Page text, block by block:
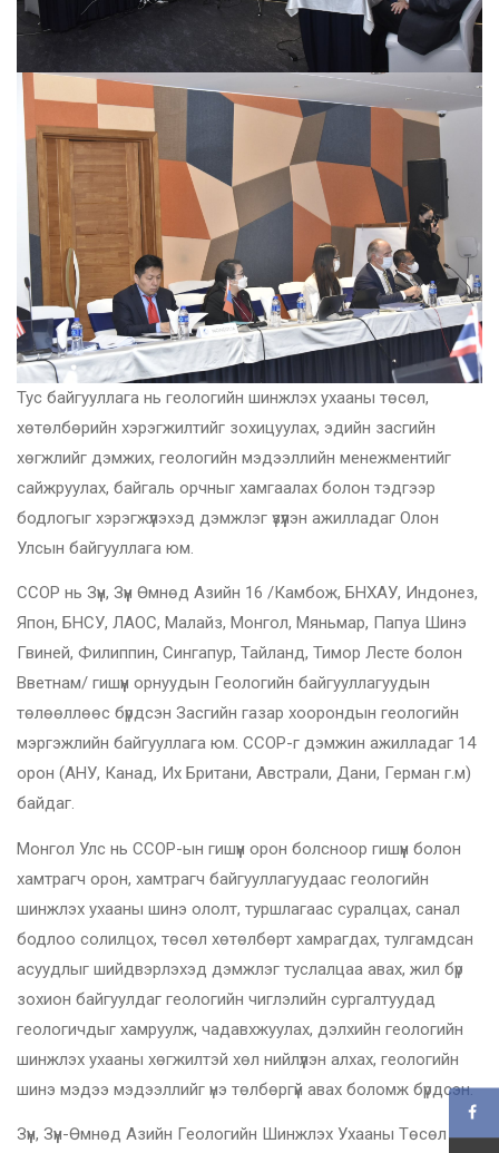
Тус байгууллага нь геологийн шинжлэх ухааны төсөл,
хөтөлбөрийн хэрэгжилтийг зохицуулах, эдийн засгийн
хөгжлийг дэмжих, геологийн мэдээллийн менежментийг
сайжруулах, байгаль орчныг хамгаалах болон тэдгээр
бодлогыг хэрэгжүүлэхэд дэмжлэг үзүүлэн ажилладаг Олон
Улсын байгууллага юм.
ССОР нь Зүүн, Зүүн Өмнөд Азийн 16 /Камбож, БНХАУ, Индонез,
Япон, БНСУ, ЛАОС, Малайз, Монгол, Мяньмар, Папуа Шинэ
Гвиней, Филиппин, Сингапур, Тайланд, Тимор Лесте болон
Вветнам/ гишүүн орнуудын Геологийн байгууллагуудын
төлөөллөөс бүрдсэн Засгийн газар хоорондын геологийн
мэргэжлийн байгууллага юм. ССОР-г дэмжин ажилладаг 14
орон (АНУ, Канад, Их Британи, Австрали, Дани, Герман г.м)
байдаг.
Монгол Улс нь ССОР-ын гишүүн орон болсноор гишүүн болон
хамтрагч орон, хамтрагч байгууллагуудаас геологийн
шинжлэх ухааны шинэ ололт, туршлагаас суралцах, санал
бодлоо солилцох, төсөл хөтөлбөрт хамрагдах, тулгамдсан
асуудлыг шийдвэрлэхэд дэмжлэг туслалцаа авах, жил бүр
зохион байгуулдаг геологийн чиглэлийн сургалтуудад
геологичдыг хамруулж, чадавхжуулах, дэлхийн геологийн
шинжлэх ухааны хөгжилтэй хөл нийлүүлэн алхах, геологийн
шинэ мэдээ мэдээллийг үнэ төлбөргүй авах боломж бүрдсэн.
Зүүн, Зүүн-Өмнөд Азийн Геологийн Шинжлэх Ухааны Төсөл